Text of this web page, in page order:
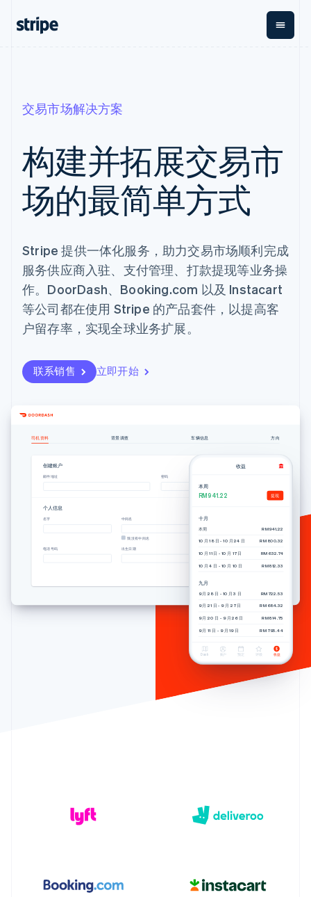
Payments
无代码支付
Checkout
预构建支付界
面
Elements
methods
接入 125+ 种支
付方式
Terminal
线下支付
Authorization
Boost
支付成功率优
Link
加速结账
按用量计费
Subscriptions
订阅管理
Invoicing
一次性或定期
销售税和增值
税自动化
Revenue
Recognition
会计自动化
Stripe Sigma
自定义报告
Data Pipeline
向第三
方打款
Crypto
钱包、
稳定币
础设施
更多
了解未来规划
Atlas
Climate
了解 Stripe 如何为 AI 构建经济基础设施。
初创企业
按应用场景
智能体商务
加密货币
财务自动化
全球化企业
应用内支付
交易市场
资金管理
平台
SaaS
按行业
酒店、旅游与休闲
零售
Stripe App Marketplace
API 参考文档
指南
接受线上付款
构建平台或交易市场
管理订阅
提供按用量计费
发行稳定币支持的支付卡
通过智能体配置和管理服
务
资源
客户案例
支持
获取支持
托管支持方案
公司
产品路线图
Sessions 年度大会
Stripe Press
交易市场解决方案
构建并拓展交易市
场的最简单方式
Stripe 提供一体化服务，助力交易市场顺利完成
服务供应商入驻、支付管理、打款提现等业务操
作。DoorDash、Booking.com 以及 Instacart
等公司都在使用 Stripe 的产品套件，以提高客
户留存率，实现全球业务扩展。
联系销售 立即开始
司机资料 背景调查 车辆信息 方向
创建账户
邮件地址 密码
个人信息
名字 中间名
我没有中间名
姓氏
电话号码 出生日期
收益
本周
RM941.22 提现
十月
本周 RM941.22
10 月 18 日 - 10 月 24 日 RM800.32
10 月 11 日 - 10 月 17 日 RM632.74
10 月 4 日 - 10 月 10 日 RM812.33
九月
9 月 28 日 - 10 月 3 日 RM722.53
9 月 21 日 - 9 月 27 日 RM684.32
9 月 20 日 - 9 月 26 日 RM814.75
9 月 11 日 - 9 月 19 日 RM795.44
Dash 账户 收益